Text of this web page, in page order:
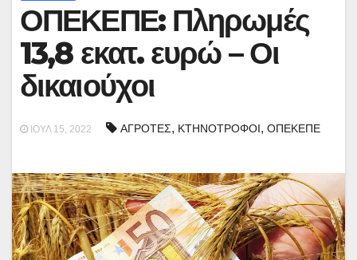
ΟΠΕΚΕΠΕ: Πληρωμές
13,8 εκατ. ευρώ – Οι
δικαιούχοι
ΙΟΎΛ 15, 2022 ΑΓΡΟΤΕΣ, ΚΤΗΝΟΤΡΟΦΟΙ, ΟΠΕΚΕΠΕ